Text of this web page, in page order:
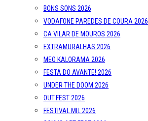
BONS SONS 2026
VODAFONE PAREDES DE COURA 2026
CA VILAR DE MOUROS 2026
EXTRAMURALHAS 2026
MEO KALORAMA 2026
FESTA DO AVANTE! 2026
UNDER THE DOOM 2026
OUT.FEST 2026
FESTIVAL MIL 2026